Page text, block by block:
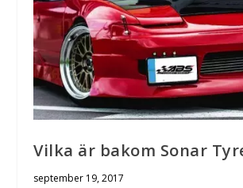
Vilka är bakom Sonar
september 19, 2017